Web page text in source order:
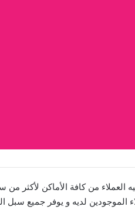
من كافة الأماكن لأكثر من
الموجودين لديه و يوفر جميع سبل